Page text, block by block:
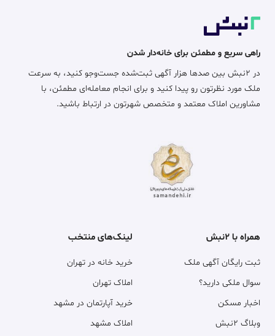
راهی سریع و مطمئن برای خانه‌دار شدن
در ۲نبش بین صدها هزار آگهی ثبت‌شده جست‌وجو کنید، به سرعت
ملک مورد نظرتون رو پیدا کنید و برای انجام معامله‌ای مطمئن، با
مشاورین املاک معتمد و متخصص شهرتون در ارتباط باشید.
همراه با ۲نبش
ثبت رایگان آگهی ملک
سوال ملکی دارید؟
اخبار مسکن
وبلاگ ۲نبش
لینک‌های منتخب
خرید خانه در تهران
املاک تهران
خرید آپارتمان در مشهد
املاک مشهد